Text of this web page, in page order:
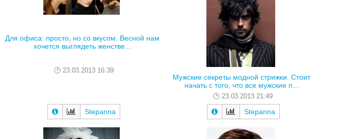
Для офиса: просто, но со вкусом. Весной нам
хочется выглядеть женстве...
23.03.2013 16:39
Stepanna
Мужские секреты модной стрижки. Стоит
начать с того, что все мужские п...
23.03.2013 21:49
Stepanna